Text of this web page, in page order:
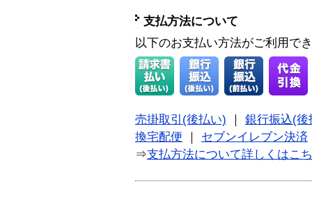
支払方法について
以下のお支払い方法がご利用で
売掛取引(後払い)
銀行振込(後
換宅配便
セブンイレブン決済
⇒支払方法について詳しくはこ